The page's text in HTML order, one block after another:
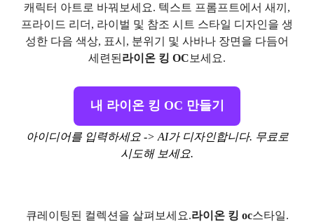
캐릭터 아트로 바꿔보세요. 텍스트 프롬프트에서 새끼,
프라이드 리더, 라이벌 및 참조 시트 스타일 디자인을 생
성한 다음 색상, 표시, 분위기 및 사바나 장면을 다듬어
세련된 라이온 킹 OC 보세요.
내 라이온 킹 OC 만들기
아이디어를 입력하세요 -> AI가 디자인합니다. 무료로
시도해 보세요.
큐레이팅된 컬렉션을 살펴보세요.라이온 킹 oc스타일.